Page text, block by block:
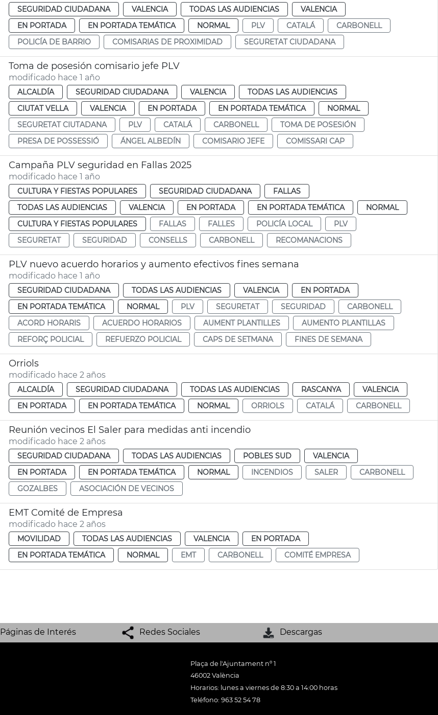
SEGURIDAD CIUDADANA VALENCIA TODAS LAS AUDIENCIAS
VALENCIA
EN PORTADA
EN PORTADA TEMÁTICA NORMAL PLV CATALÁ
CARBONELL
POLICÍA DE BARRIO
COMISARIAS DE PROXIMIDAD SEGURETAT CIUDADANA
Toma de posesión comisario jefe PLV
modificado hace 1 año
ALCALDÍA SEGURIDAD CIUDADANA VALENCIA
TODAS LAS AUDIENCIAS
CIUTAT VELLA
VALENCIA EN PORTADA EN PORTADA TEMÁTICA
NORMAL
SEGURETAT CIUTADANA
PLV CATALÁ CARBONELL
TOMA DE POSESIÓN
PRESA DE POSSESSIÓ
ÁNGEL ALBEDÍN COMISARIO JEFE COMISSARI CAP
Campaña PLV seguridad en Fallas 2025
modificado hace 1 año
CULTURA Y FIESTAS POPULARES SEGURIDAD CIUDADANA
FALLAS
TODAS LAS AUDIENCIAS
VALENCIA EN PORTADA EN PORTADA TEMÁTICA
NORMAL
CULTURA Y FIESTAS POPULARES
FALLAS FALLES POLICÍA LOCAL
PLV
SEGURETAT
SEGURIDAD CONSELLS CARBONELL RECOMANACIONS
PLV nuevo acuerdo horarios y aumento efectivos fines semana
modificado hace 1 año
SEGURIDAD CIUDADANA TODAS LAS AUDIENCIAS VALENCIA
EN PORTADA
EN PORTADA TEMÁTICA
NORMAL PLV SEGURETAT SEGURIDAD
CARBONELL
ACORD HORARIS
ACUERDO HORARIOS AUMENT PLANTILLES
AUMENTO PLANTILLAS
REFORÇ POLICIAL
REFUERZO POLICIAL CAPS DE SETMANA FINES DE SEMANA
Orriols
modificado hace 2 años
ALCALDÍA SEGURIDAD CIUDADANA TODAS LAS AUDIENCIAS RASCANYA
VALENCIA
EN PORTADA
EN PORTADA TEMÁTICA NORMAL ORRIOLS CATALÁ CARBONELL
Reunión vecinos El Saler para medidas anti incendio
modificado hace 2 años
SEGURIDAD CIUDADANA TODAS LAS AUDIENCIAS POBLES SUD
VALENCIA
EN PORTADA
EN PORTADA TEMÁTICA NORMAL INCENDIOS SALER
CARBONELL
GOZALBES
ASOCIACIÓN DE VECINOS
EMT Comité de Empresa
modificado hace 2 años
MOVILIDAD TODAS LAS AUDIENCIAS VALENCIA
EN PORTADA
EN PORTADA TEMÁTICA
NORMAL EMT CARBONELL COMITÉ EMPRESA
Páginas de Interés Redes Sociales Descargas
Plaça de l'Ajuntament nº 1
46002 València
Horarios: lunes a viernes de 8:30 a 14:00 horas
Teléfono: 963 52 54 78